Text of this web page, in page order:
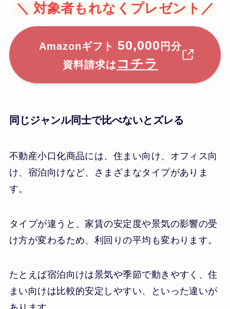
＼ 対象者もれなくプレゼント／
Amazonギフト 50,000 円分
資料請求は コチラ
同じジャンル同士で比べないとズレる
不動産小口化商品には、住まい向け、オフィス向
け、宿泊向けなど、さまざまなタイプがありま
す。
タイプが違うと、家賃の安定度や景気の影響の受
け方が変わるため、利回りの平均も変わります。
たとえば宿泊向けは景気や季節で動きやすく、住
まい向けは比較的安定しやすい、といった違いが